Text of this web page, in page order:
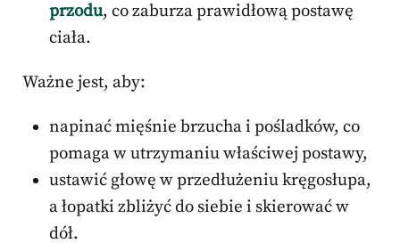
przodu, co zaburza prawidłową postawę
ciała.
Ważne jest, aby:
napinać mięśnie brzucha i pośladków, co
pomaga w utrzymaniu właściwej postawy,
ustawić głowę w przedłużeniu kręgosłupa,
a łopatki zbliżyć do siebie i skierować w
dół.